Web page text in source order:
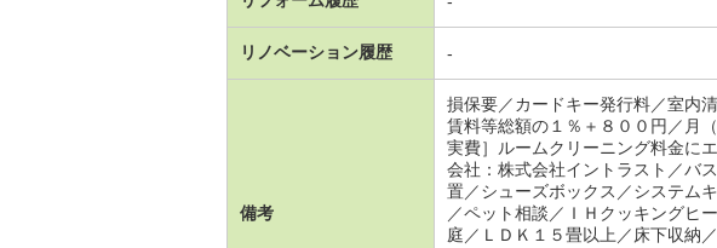
リノベーション履歴 -
備考
損保要／カードキー発行料／室内
賃料等総額の１％＋８００円／月
実費］ルームクリーニング料金に
会社：株式会社イントラスト／バ
置／シューズボックス／システム
／ペット相談／ＩＨクッキングヒ
庭／ＬＤＫ１５畳以上／床下収納